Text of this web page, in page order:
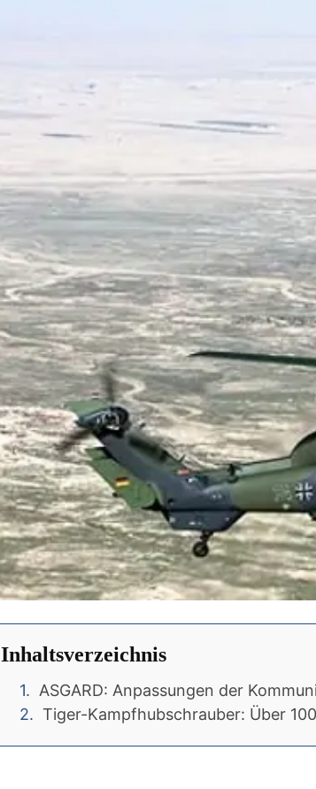
Inhaltsverzeichnis
ASGARD: Anpassungen der
Tiger-Kampfhubschrauber: Über